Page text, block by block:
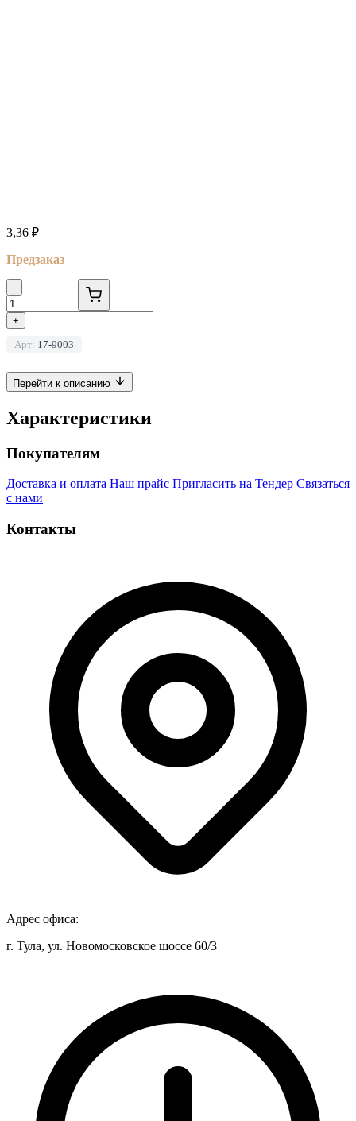
3,36 ₽
Предзаказ
-
+
Арт: 17-9003
Перейти к описанию
Характеристики
Покупателям
Доставка и оплата Наш прайс Пригласить на Тендер Связаться
с нами
Контакты
Адрес офиса:
г. Тула, ул. Новомосковское шоссе 60/3